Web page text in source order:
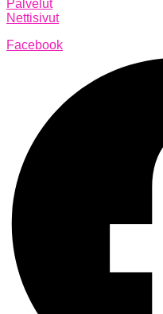
Palvelut
Nettisivut
Facebook